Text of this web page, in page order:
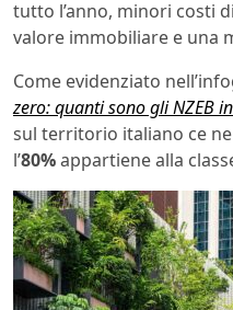
tutto l’anno, minori costi
valore immobiliare e una
Come evidenziato
zero: quanti sono gli NZEB
sul territorio italiano ce
l’80%appartiene alla